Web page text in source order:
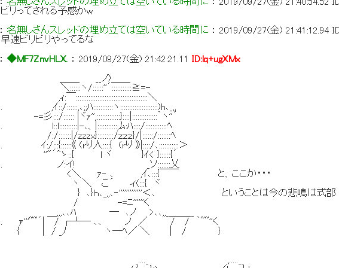
ビリってされる予感かw
：名無しさんスレッドの埋め立ては空いている時間に ：2019/09/27(金) 21:41:12.94
早速ビリビリやってるな
：◆MF7ZnvHLX. ：2019/09/27(金) 21:42:21.11
ID:lq+ugXMx
＿＿ __ノ)＿＿
＼::::::ヽ/::::::''´:::::::::::≧=-
,ｨ:￣::::::::::::::::::::::::::::::::::::::::＼
. ,ｲ::/::::::,､;;ﾊ:::::::::::ヽ:::::::::::::::::::::)h､_,,
-=彡:::/:::::: |ヾｧ'',:::::::::::::}::::|::::::::::::::｀ヽ''´
. l::l::::::::::|-､、|:::::::::::,ﾑ:ﾊ::::/::::::::::::ﾍ
/:/:::::::|/zzzx}:::::::::/ｚｚｚ}/|::::::/:::::::ﾍ
. ｲ:/:::{::::::《 (rり人::::{ (rり 》|::::/､:::::::::::＞
''"´^ゝ::{ l ヾ }ｲ< }::::::{´
. ノ:イ! _ソ:::::::乂
<＼ ｧ‐ ､ ,ｲ､:::{￣￣ と、ここか・・・
ヽ ＼ こ´ ィ(:::{ ヾ
} ､}ｈ､_,,､‐'''''''''''''＜､ ということは今の悲鳴は式部
/ -=ﾆ''''''く
＿,,,､､ﾊ ― ､ノ >､､,,_＿＿__
. ｧ'''~~´| / ┌┴― ､､ ノ ／ / / ｀~~''く
{ | / _ﾉ ヽ―ﾍ／ ＼ | / }